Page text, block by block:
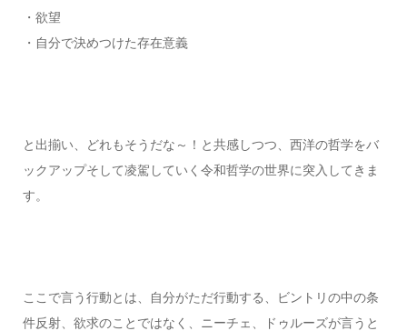
・欲望
・自分で決めつけた存在意義
と出揃い、どれもそうだな～！と共感しつつ、西洋の哲学をバ
ックアップそして凌駕していく令和哲学の世界に突入してきま
す。
ここで言う行動とは、自分がただ行動する、ビントリの中の条
件反射、欲求のことではなく、ニーチェ、ドゥルーズが言うと